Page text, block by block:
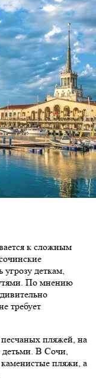
к сложным
деткам,
По мнению
требует
пляжей, на
детьми. В Сочи,
пляжи, а